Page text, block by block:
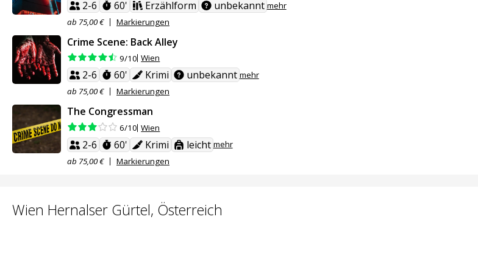
2-6 60' Erzählform unbekannt mehr
ab 75,00 €
Markierungen
Crime Scene: Back Alley
9/10 Wien
2-6 60' Krimi unbekannt mehr
ab 75,00 €
Markierungen
The Congressman
6/10 Wien
2-6 60' Krimi leicht mehr
ab 75,00 €
Markierungen
Wien Hernalser Gürtel, Österreich